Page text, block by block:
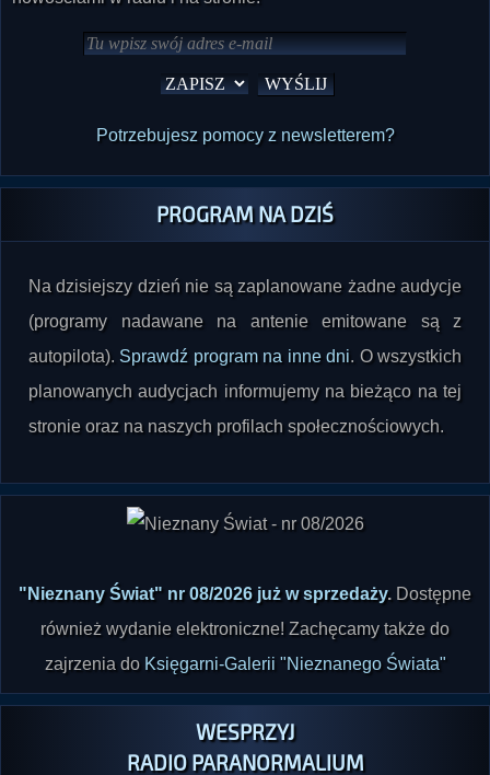
Potrzebujesz pomocy z newsletterem?
PROGRAM NA DZIŚ
Na dzisiejszy dzień nie są zaplanowane żadne audycje
(programy nadawane na antenie emitowane są z
autopilota).
Sprawdź program na inne dni. O wszystkich
planowanych audycjach informujemy na bieżąco na tej
stronie oraz na naszych profilach społecznościowych.
również wydanie elektroniczne! Zachęcamy także do
zajrzenia doKsięgarni-Galerii "Nieznanego Świata"
WESPRZYJ
RADIO PARANORMALIUM